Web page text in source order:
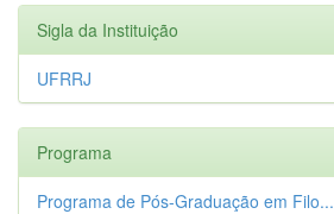
Sigla da Instituição
UFRRJ
Programa
Programa de Pós-Graduação em Filo...